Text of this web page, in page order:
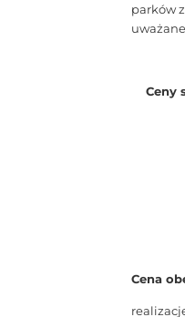
parków
Ceny
Cena